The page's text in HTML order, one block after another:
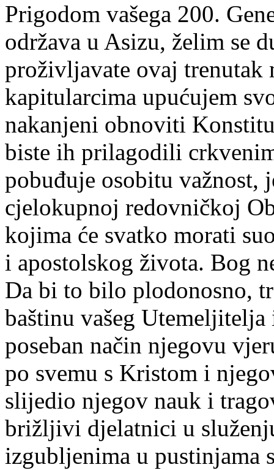
Prigodom vašega 200.
održava u Asizu, želim se
proživljavate ovaj trenutak
kapitularcima upućujem
nakanjeni obnoviti
biste ih prilagodili
pobuđuje osobitu važnost,
cjelokupnoj redovničkoj
kojima će svatko morati
i apostolskog života. Bog
Da bi to bilo plodonosno,
baštinu vašeg
poseban način njegovu
po svemu s Kristom i
slijedio njegov nauk i
brižljivi djelatnici u
izgubljenima u pustinjama